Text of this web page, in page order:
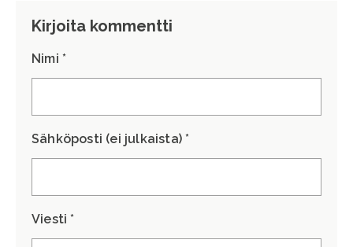
Kirjoita kommentti
Nimi *
Sähköposti (ei julkaista) *
Viesti *